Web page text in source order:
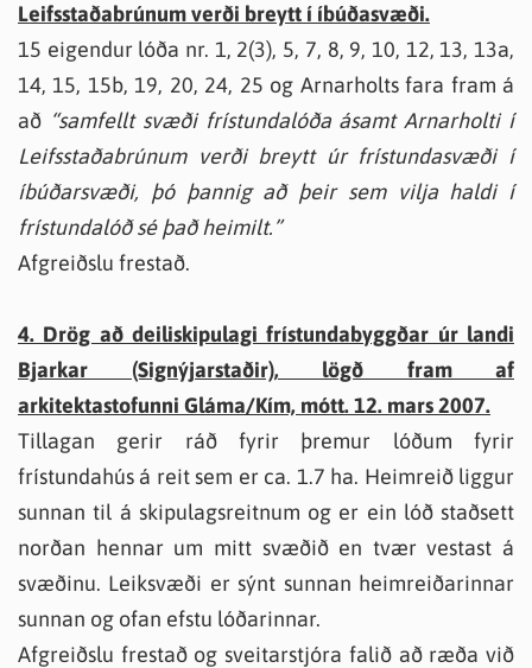
Leifsstaðabrúnum verði breytt í íbúðasvæði.
15 eigendur lóða nr. 1, 2(3), 5, 7, 8, 9, 10, 12, 13, 13a,
14, 15, 15b, 19, 20, 24, 25 og Arnarholts fara fram á
að “samfellt svæði frístundalóða ásamt Arnarholti í
Leifsstaðabrúnum verði breytt úr frístundasvæði í
íbúðarsvæði, þó þannig að þeir sem vilja haldi í
frístundalóð sé það heimilt.”
Afgreiðslu frestað.
4. Drög að deiliskipulagi frístundabyggðar úr landi
Bjarkar (Signýjarstaðir), lögð fram af
arkitektastofunni Gláma/Kím, mótt. 12. mars 2007.
Tillagan gerir ráð fyrir þremur lóðum fyrir
frístundahús á reit sem er ca. 1.7 ha. Heimreið liggur
sunnan til á skipulagsreitnum og er ein lóð staðsett
norðan hennar um mitt svæðið en tvær vestast á
svæðinu. Leiksvæði er sýnt sunnan heimreiðarinnar
sunnan og ofan efstu lóðarinnar.
Afgreiðslu frestað og sveitarstjóra falið að ræða við